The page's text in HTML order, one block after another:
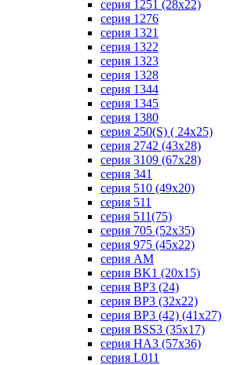
серия 1251 (28х22)
серия 1276
серия 1321
серия 1322
серия 1323
серия 1328
серия 1344
серия 1345
серия 1380
серия 250(S) ( 24х25)
серия 2742 (43х28)
серия 3109 (67х28)
серия 341
серия 510 (49х20)
серия 511
серия 511(75)
серия 705 (52х35)
серия 975 (45х22)
серия AM
серия BK1 (20х15)
серия BP3 (24)
серия BP3 (32х22)
серия BP3 (42) (41х27)
серия BSS3 (35х17)
серия HA3 (57х36)
серия L011